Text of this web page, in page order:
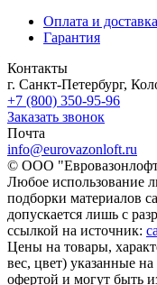
Оплата и доставка
Гарантия
Контакты
г. Санкт-Петербург,
+7 (800) 350-95-96
Заказать звонок
Почта
info@eurovazonloft.ru
© ООО
Любое использование
подборки материалов
допускается лишь с
ссылкой на источник:
Цены на товары,
вес, цвет) указанные
офертой и могут быть